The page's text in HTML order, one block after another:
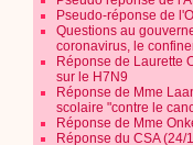
Pseudo-réponse de
Questions au
coronavirus, le
Réponse de Laurette
sur le H7N9
Réponse de Mme
scolaire "contre le
Réponse de Mme
Réponse du CSA (24/